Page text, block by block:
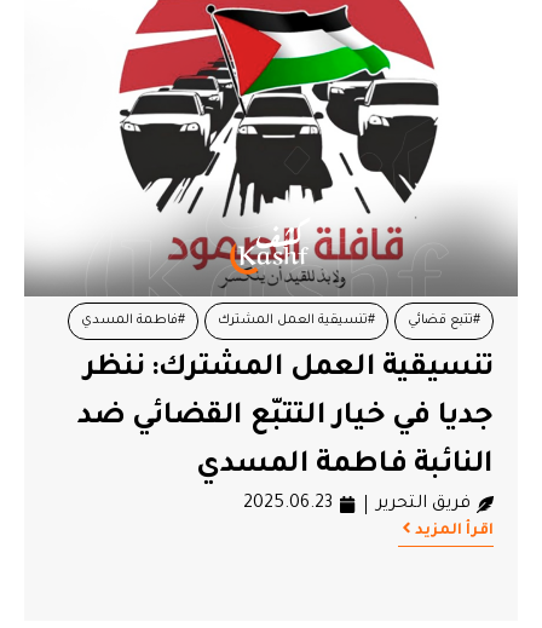
#تتبع قضائي #تنسيقية العمل المشترك #فاطمة المسدي
#قافلة الصمود
تنسيقية العمل المشترك: ننظر
جديا في خيار التتبّع القضائي ضد
النائبة فاطمة المسدي
فريق التحرير 2025.06.23
اقرأ المزيد